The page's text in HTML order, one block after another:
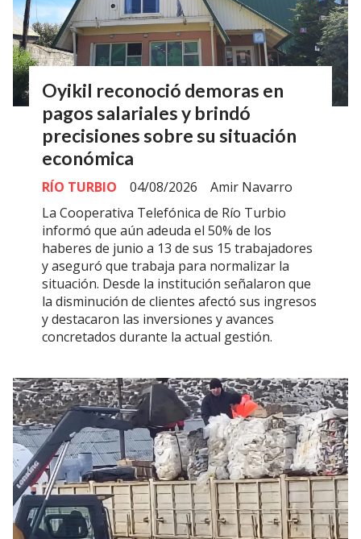
Oyikil reconoció demoras en
pagos salariales y brindó
precisiones sobre su situación
económica
Amir Navarro
RÍO TURBIO
04/08/2026
La Cooperativa Telefónica de Río Turbio
informó que aún adeuda el 50% de los
haberes de junio a 13 de sus 15 trabajadores
y aseguró que trabaja para normalizar la
situación. Desde la institución señalaron que
la disminución de clientes afectó sus ingresos
y destacaron las inversiones y avances
concretados durante la actual gestión.